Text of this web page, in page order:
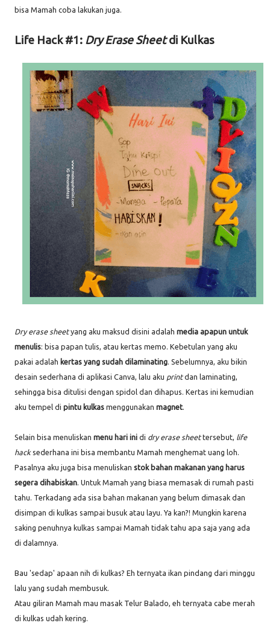
bisa Mamah coba lakukan juga.
Life Hack #1: Dry Erase Sheetdi Kulkas
Dry erase sheetyang aku maksud disini adalah media apapun untuk
menulis: bisa papan tulis, atau kertas memo. Kebetulan yang aku
pakai adalah kertas yang sudah dilaminating. Sebelumnya, aku bikin
desain sederhana di aplikasi Canva, lalu aku printdan laminating,
sehingga bisa ditulisi dengan spidol dan dihapus. Kertas ini kemudian
aku tempel di pintu kulkas menggunakan magnet.
Selain bisa menuliskan menu hari ini di dry erase sheettersebut, life
hacksederhana ini bisa membantu Mamah menghemat uang loh.
Pasalnya aku juga bisa menuliskan stok bahan makanan yang harus
segera dihabiskan. Untuk Mamah yang biasa memasak di rumah pasti
tahu. Terkadang ada sisa bahan makanan yang belum dimasak dan
disimpan di kulkas sampai busuk atau layu. Ya kan?! Mungkin karena
saking penuhnya kulkas sampai Mamah tidak tahu apa saja yang ada
di dalamnya.
Bau 'sedap' apaan nih di kulkas? Eh ternyata ikan pindang dari minggu
lalu yang sudah membusuk.
Atau giliran Mamah mau masak Telur Balado, eh ternyata cabe merah
di kulkas udah kering.